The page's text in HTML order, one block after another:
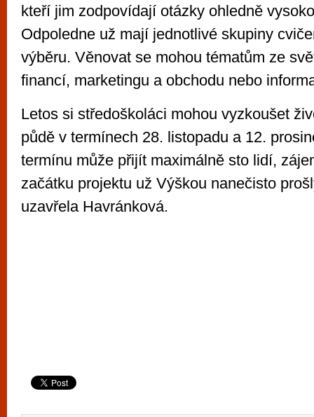
kteří jim zodpovídají otázky ohledně
Odpoledne už mají jednotlivé skupiny
výběru. Věnovat se mohou tématům ze
financí, marketingu a obchodu nebo
Letos si středoškoláci mohou vyzkoušet
půdě v termínech 28. listopadu a 12.
termínu může přijít maximálně sto lidí,
začátku projektu už Výškou nanečisto
uzavřela Havránková.